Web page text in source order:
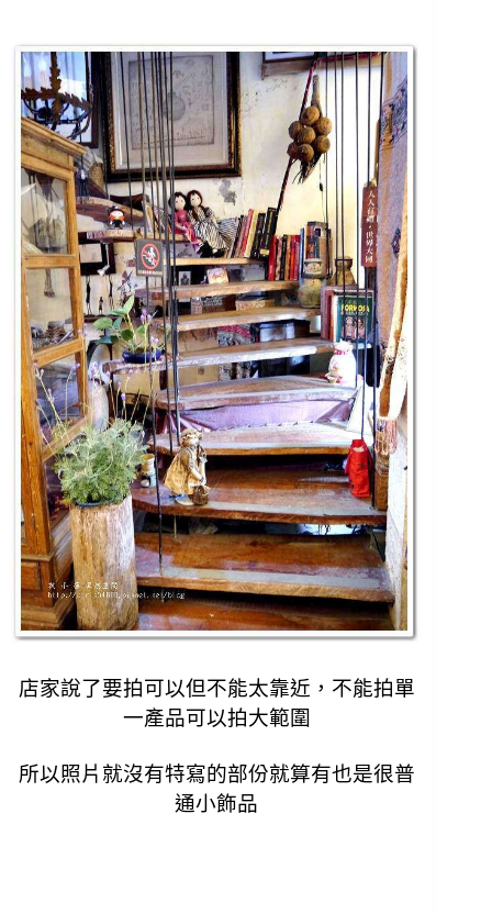
店家說了要拍可以但不能太靠近， 不能拍單
一產品可以拍大範圍
所以照片就沒有特寫的部份就算有也是很普
通小飾品